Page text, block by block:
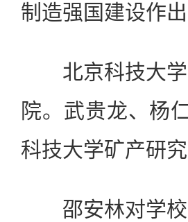
制造强国建设作
北京科技大学
院。武贵龙、杨
科技大学矿产研究
邵安林对学校